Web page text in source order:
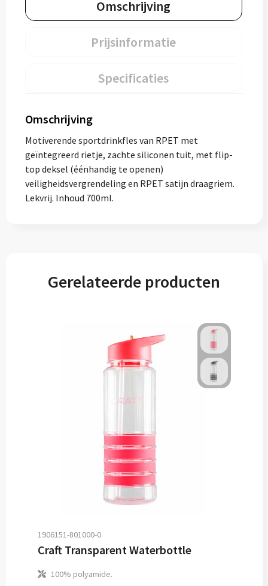
Omschrijving
Prijsinformatie
Specificaties
Omschrijving
Motiverende sportdrinkfles van RPET met
geïntegreerd rietje, zachte siliconen tuit, met flip-
top deksel (éénhandig te openen)
veiligheidsvergrendeling en RPET satijn draagriem.
Lekvrij. Inhoud 700ml.
Gerelateerde producten
1906151-801000-0
Craft Transparent Waterbottle
100% polyamide.